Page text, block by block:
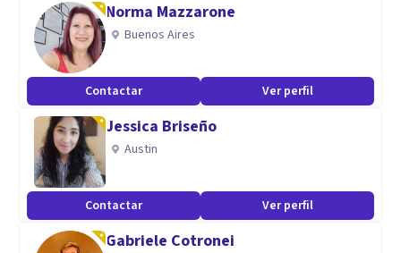
Norma Mazzarone
Buenos Aires
Contactar Ver perfil
Jessica Briseño
Austin
Contactar Ver perfil
Gabriele Cotronei